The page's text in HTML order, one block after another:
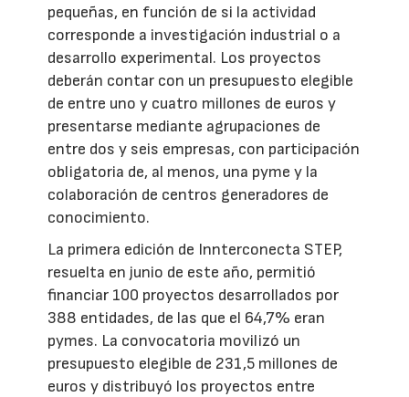
pequeñas, en función de si la actividad
corresponde a investigación industrial o a
desarrollo experimental. Los proyectos
deberán contar con un presupuesto elegible
de entre uno y cuatro millones de euros y
presentarse mediante agrupaciones de
entre dos y seis empresas, con participación
obligatoria de, al menos, una pyme y la
colaboración de centros generadores de
conocimiento.
La primera edición de Innterconecta STEP,
resuelta en junio de este año, permitió
financiar 100 proyectos desarrollados por
388 entidades, de las que el 64,7% eran
pymes. La convocatoria movilizó un
presupuesto elegible de 231,5 millones de
euros y distribuyó los proyectos entre